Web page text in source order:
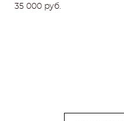
35 000 pуб.